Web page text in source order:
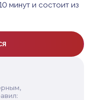
минут и состоит из